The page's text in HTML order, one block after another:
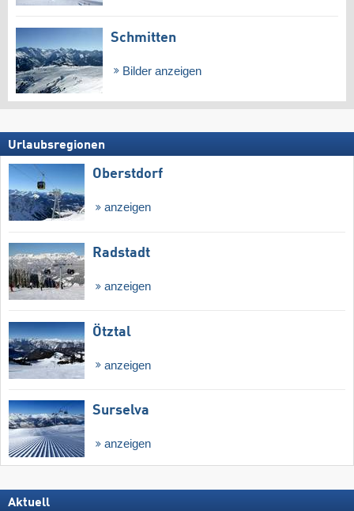
Schmitten
Bilder anzeigen
Urlaubsregionen
Oberstdorf
anzeigen
Radstadt
anzeigen
Ötztal
anzeigen
Surselva
anzeigen
Aktuell